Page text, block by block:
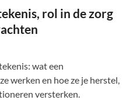
rol in de zorg
wat een
werken en hoe ze je herstel,
versterken.